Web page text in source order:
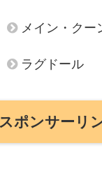
メイン・クー
ラグドール
スポンサーリ